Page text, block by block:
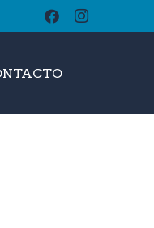
buscar